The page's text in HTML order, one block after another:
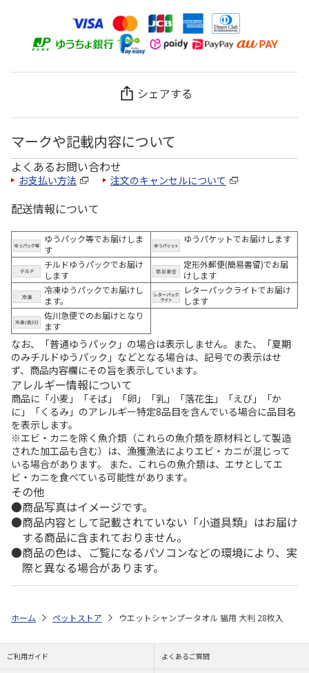
シェアする
マークや記載内容について
よくあるお問い合わせ
お支払い方法 注文のキャンセルについて
配送情報について
ゆうパック等でお届けしま
す
ゆうパケットでお届けします
チルドゆうパックでお届け
します
定形外郵便(簡易書留)でお届
けします
冷凍ゆうパックでお届けし
ます。
レターパックライトでお届け
します
佐川急便でのお届けとなり
ます
なお、「普通ゆうパック」の場合は表示しません。また、「夏期
のみチルドゆうパック」などとなる場合は、記号での表示はせ
ず、商品内容欄にその旨を表示しています。
アレルギー情報について
商品に「小麦」「そば」「卵」「乳」「落花生」「えび」「か
に」「くるみ」のアレルギー特定8品目を含んでいる場合に品目名
を表示します。
※エビ・カニを除く魚介類（これらの魚介類を原材料として製造
された加工品も含む）は、漁獲漁法によりエビ・カニが混じって
いる場合があります。 また、これらの魚介類は、エサとしてエ
ビ・カニを食べている可能性があります。
その他
商品写真はイメージです。
商品内容として記載されていない「小道具類」はお届け
する商品に含まれておりません。
商品の色は、ご覧になるパソコンなどの環境により、実
際と異なる場合があります。
ホーム ペットストア ウエットシャンプータオル 猫用 大判 28枚入
ご利用ガイド よくあるご質問